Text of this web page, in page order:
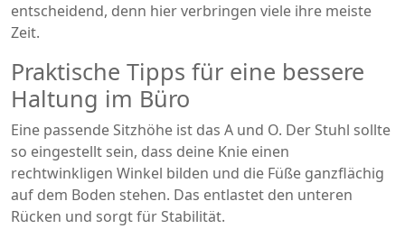
entscheidend, denn hier verbringen viele ihre meiste
Zeit.
Praktische Tipps für eine bessere
Haltung im Büro
Eine passende Sitzhöhe ist das A und O. Der Stuhl sollte
so eingestellt sein, dass deine Knie einen
rechtwinkligen Winkel bilden und die Füße ganzflächig
auf dem Boden stehen. Das entlastet den unteren
Rücken und sorgt für Stabilität.